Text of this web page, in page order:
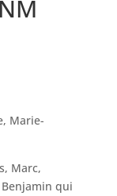
Marie-
Marc,
qui